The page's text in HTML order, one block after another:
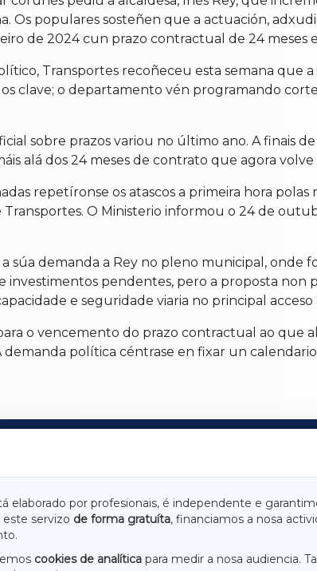
Os populares sosteñen que a actuación,
de 2024 cun prazo contractual de 24 meses
Transportes recoñeceu esta semana que
clave; o departamento vén programando
sobre prazos variou no último ano. A finais
alá dos 24 meses de contrato que agora
repetíronse os atascos a primeira hora
Transportes. O Ministerio informou o 24 de
súa demanda a Rey no pleno municipal, onde
investimentos pendentes, pero a proposta non
e seguridade viaria no principal
o vencemento do prazo contractual ao que
política céntrase en fixar un
elaborado por profesionais, é independente e
este servizo de forma gratuíta, financiamos a nosa
cookies de analítica para medir a nosa audiencia.
LUGOXA
RIBEIRASACRAXA